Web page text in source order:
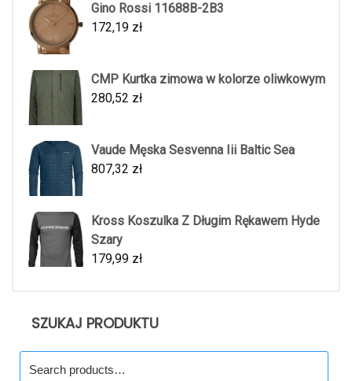
Gino Rossi 11688B-2B3
172,19 zł
CMP Kurtka zimowa w kolorze oliwkowym
280,52 zł
Vaude Męska Sesvenna Iii Baltic Sea
807,32 zł
Kross Koszulka Z Długim Rękawem Hyde
Szary
179,99 zł
SZUKAJ PRODUKTU